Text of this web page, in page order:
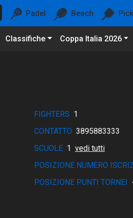
Padel Beach
Classifiche Coppa Italia 2026
FIGHTERS 1
CONTATTO 3895883333
SCUOLE 1 vedi tutti
POSIZIONE NUMERO
POSIZIONE PUNTI TORNEI